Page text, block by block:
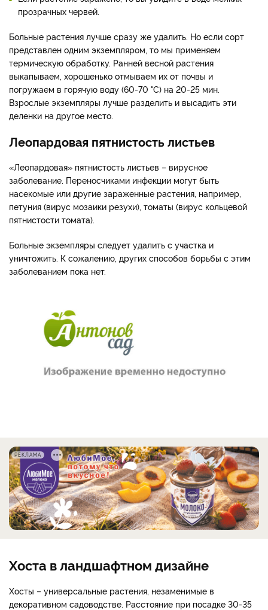
прозрачных червей.
Больные растения лучше сразу же удалить. Но если сорт
представлен одним экземпляром, то мы применяем
термическую обработку. Ранней весной растения
выкапываем, хорошенько отмываем их от почвы и
погружаем в горячую воду (60-70 °C) на 20-25 мин.
Взрослые экземпляры лучше разделить и высадить эти
деленки на другое место.
Леопардовая пятнистость листьев
«Леопардовая» пятнистость листьев – вирусное
заболевание. Переносчиками инфекции могут быть
насекомые или другие зараженные растения, например,
петуния (вирус мозаики резухи), томаты (вирус кольцевой
пятнистости томата).
Больные экземпляры следует удалить с участка и
уничтожить. К сожалению, других способов борьбы с этим
заболеванием пока нет.
РЕКЛАМА
Хоста в ландшафтном дизайне
Хосты – универсальные растения, незаменимые в
декоративном садоводстве. Расстояние при посадке 30-35